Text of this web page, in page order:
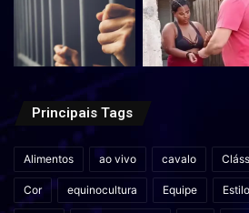
Principais Tags
Alimentos ao vivo cavalo
Cor equinocultura Equipe